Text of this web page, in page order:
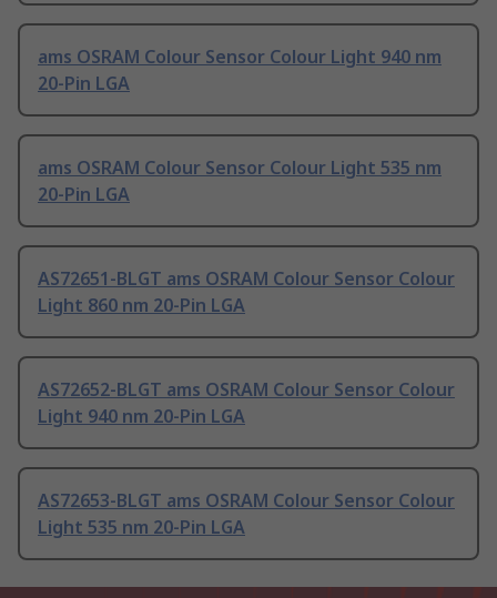
ams OSRAM Colour Sensor Colour Light 940 nm
20-Pin LGA
ams OSRAM Colour Sensor Colour Light 535 nm
20-Pin LGA
AS72651-BLGT ams OSRAM Colour Sensor Colour
Light 860 nm 20-Pin LGA
AS72652-BLGT ams OSRAM Colour Sensor Colour
Light 940 nm 20-Pin LGA
AS72653-BLGT ams OSRAM Colour Sensor Colour
Light 535 nm 20-Pin LGA